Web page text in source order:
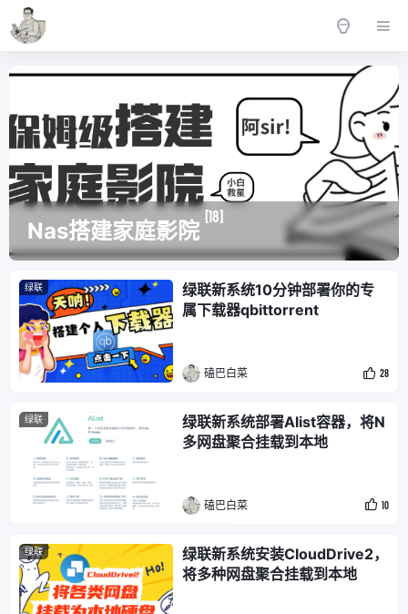
Nas搭建家庭影院
[18]
绿联
绿联新系统10分钟部署你的专
属下载器qbittorrent
磕巴白菜 28
绿联
绿联新系统部署Alist容器，将N
多网盘聚合挂载到本地
磕巴白菜 10
绿联
绿联新系统安装CloudDrive2，
将多种网盘聚合挂载到本地